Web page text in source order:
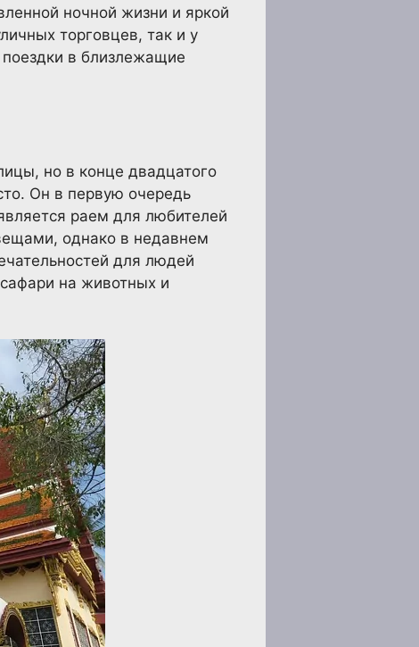
ночной жизни и яркой
торговцев, так и у
в близлежащие
но в конце двадцатого
Он в первую очередь
раем для любителей
однако в недавнем
для людей
на животных и